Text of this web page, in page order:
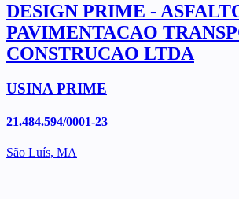
DESIGN PRIME -
PAVIMENTACAO
CONSTRUCAO LTDA
USINA PRIME
21.484.594/0001-23
São Luís, MA